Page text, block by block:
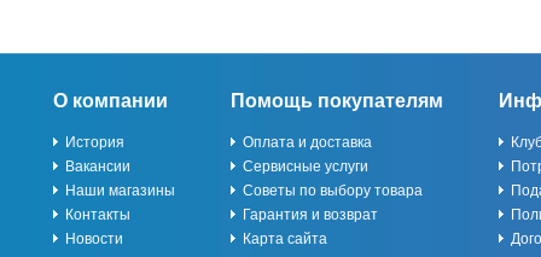
О компании
История
Вакансии
Наши магазины
Контакты
Новости
Помощь покупателям
Оплата и доставка
Сервисные услуги
Советы по выбору товара
Гарантия и возврат
Карта сайта